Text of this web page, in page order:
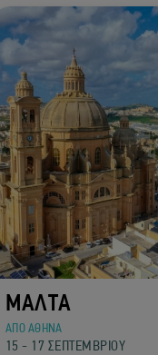
ΜΑΛΤΑ
ΑΠΟ ΑΘΗΝΑ
15 - 17 ΣΕΠΤΕΜΒΡΙΟΥ